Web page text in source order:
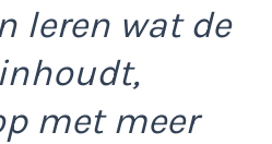
leren wat de
met meer